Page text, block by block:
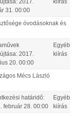
2017.
31 00:00
kiírás
óvodásoknak és
2017.
20 00:00
Egyéb
kiírás
Mécs László
határidő:
február 28 00:00
Egyéb
kiírás